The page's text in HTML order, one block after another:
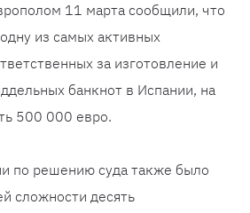
11 марта сообщили, что
из самых активных
за изготовление и
банкнот в Испании, на
500 000 евро.
по решению суда также было
сложности десять